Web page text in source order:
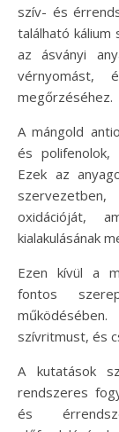
szív- és
található kálium
az ásványi
vérnyomást,
megőrzéséhez.
A mángold
és
Ezek az
oxidációját,
kialakulásának
Ezen kívül a
fontos
szívritmust, és
A kutatások
rendszeres
és